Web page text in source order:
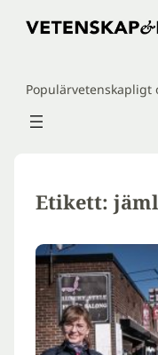
Hoppa
Populärvetenskapligt
Etikett: